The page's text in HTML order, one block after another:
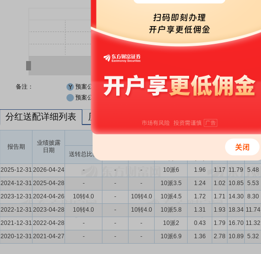
备注： 预案公布日 股权登记日
预案公布日前一交易日
股权登记日前一交易日
分红送配详细列表 历次分红派息与涨跌幅表现
报告期
业绩披露
日期
收益
每股
净资
产(元)
每股
公积
金(元)
送转总比例
2025-12-31 2026-04-24 - - - 10派6 1.96 1.17 11.79 5.48
2024-12-31 2025-04-28 - - - 10派3.5 1.24 1.02 10.85 5.53
2023-12-31 2024-04-26 10转4.0 - 10转4.0 10派4.5 1.72 1.71 14.30 8.30
2022-12-31 2023-04-28 10转4.0 - 10转4.0 10派5.8 1.31 1.93 18.34 11.74
2021-12-31 2022-04-28 - - - 10派2 0.43 1.79 16.70 11.32
2020-12-31 2021-04-27 - - - 10派6.9 1.36 2.78 10.89 5.32